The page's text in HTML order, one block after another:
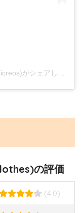
mashukashu_official(@mashukashu_gsicreos)がシェアした投稿
の評価
(4.0)